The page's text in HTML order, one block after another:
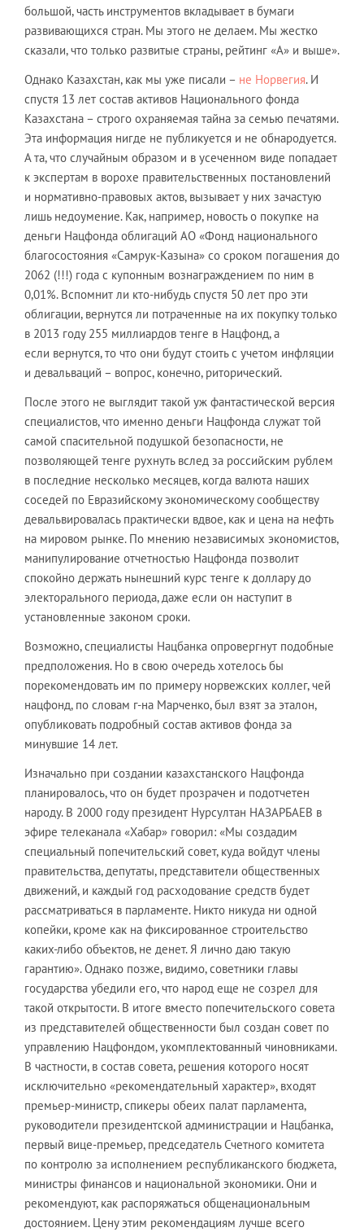
большой, часть инструментов вкладывает в бумаги
развивающихся стран. Мы этого не делаем. Мы жестко
сказали, что только развитые страны, рейтинг «А» и выше».
Однако Казахстан, как мы уже писали – не Норвегия. И
спустя 13 лет состав активов Национального фонда
Казахстана – строго охраняемая тайна за семью печатями.
Эта информация нигде не публикуется и не обнародуется.
А та, что случайным образом и в усеченном виде попадает
к экспертам в ворохе правительственных постановлений
и нормативно-правовых актов, вызывает у них зачастую
лишь недоумение. Как, например, новость о покупке на
деньги Нацфонда облигаций АО «Фонд национального
благосостояния «Самрук-Казына» со сроком погашения до
2062 (!!!) года с купонным вознаграждением по ним в
0,01%. Вспомнит ли кто-нибудь спустя 50 лет про эти
облигации, вернутся ли потраченные на их покупку только
в 2013 году 255 миллиардов тенге в Нацфонд, а
если вернутся, то что они будут стоить с учетом инфляции
и девальваций – вопрос, конечно, риторический.
После этого не выглядит такой уж фантастической версия
специалистов, что именно деньги Нацфонда служат той
самой спасительной подушкой безопасности, не
позволяющей тенге рухнуть вслед за российским рублем
в последние несколько месяцев, когда валюта наших
соседей по Евразийскому экономическому сообществу
девальвировалась практически вдвое, как и цена на нефть
на мировом рынке. По мнению независимых экономистов,
манипулирование отчетностью Нацфонда позволит
спокойно держать нынешний курс тенге к доллару до
электорального периода, даже если он наступит в
установленные законом сроки.
Возможно, специалисты Нацбанка опровергнут подобные
предположения. Но в свою очередь хотелось бы
порекомендовать им по примеру норвежских коллег, чей
нацфонд, по словам г-на Марченко, был взят за эталон,
опубликовать подробный состав активов фонда за
минувшие 14 лет.
Изначально при создании казахстанского Нацфонда
планировалось, что он будет прозрачен и подотчетен
народу. В 2000 году президент Нурсултан НАЗАРБАЕВ в
эфире телеканала «Хабар» говорил: «Мы создадим
специальный попечительский совет, куда войдут члены
правительства, депутаты, представители общественных
движений, и каждый год расходование средств будет
рассматриваться в парламенте. Никто никуда ни одной
копейки, кроме как на фиксированное строительство
каких-либо объектов, не денет. Я лично даю такую
гарантию». Однако позже, видимо, советники главы
государства убедили его, что народ еще не созрел для
такой открытости. В итоге вместо попечительского совета
из представителей общественности был создан совет по
управлению Нацфондом, укомплектованный чиновниками.
В частности, в состав совета, решения которого носят
исключительно «рекомендательный характер», входят
премьер-министр, спикеры обеих палат парламента,
руководители президентской администрации и Нацбанка,
первый вице-премьер, председатель Счетного комитета
по контролю за исполнением республиканского бюджета,
министры финансов и национальной экономики. Они и
рекомендуют, как распоряжаться общенациональным
достоянием. Цену этим рекомендациям лучше всего